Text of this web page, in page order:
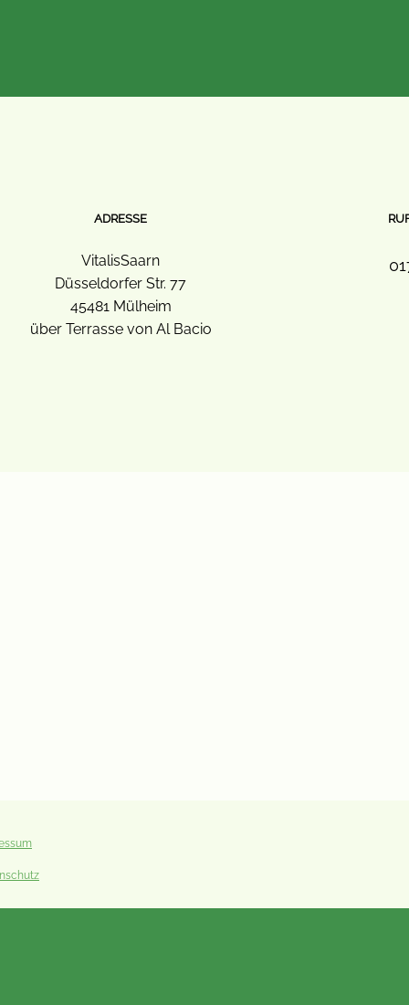
ADRESSE
VitalisSaarn
Düsseldorfer Str. 77
45481 Mülheim
über Terrasse von Al Bacio